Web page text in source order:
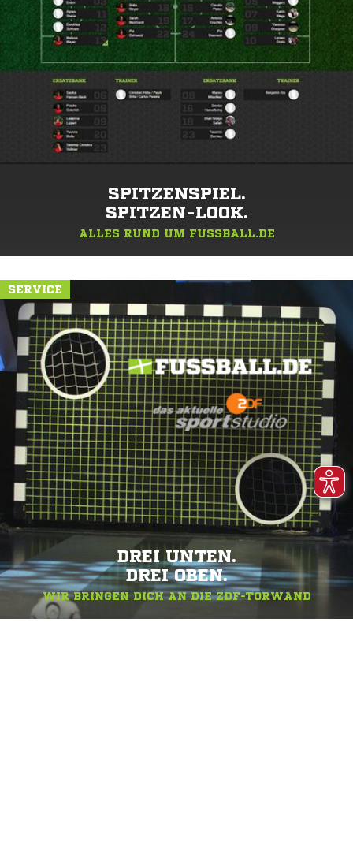
SPITZENSPIEL.
SPITZEN-LOOK.
ALLES RUND UM FUSSBALL.DE
SERVICE
DREI UNTEN.
DREI OBEN.
WIR BRINGEN DICH AN DIE ZDF-TORWAND